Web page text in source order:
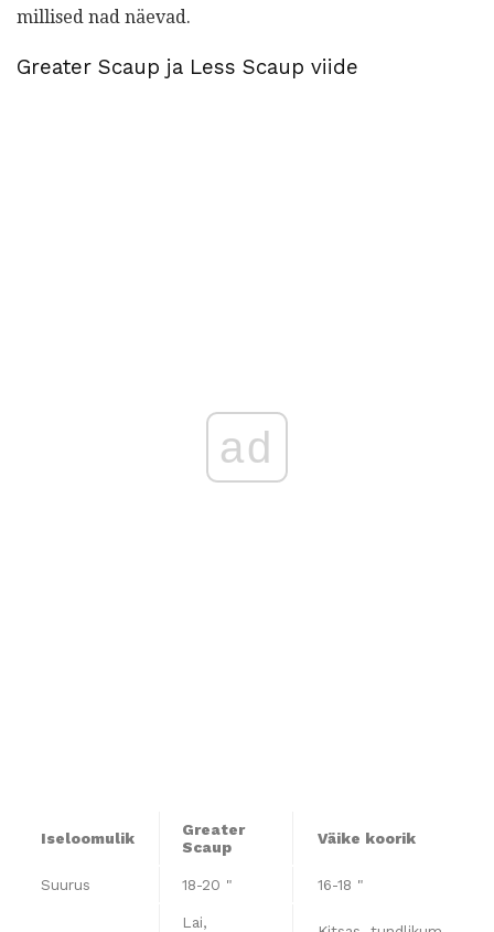
millised nad näevad.
Greater Scaup ja Less Scaup viide
ad
Iseloomulik
Greater
Scaup
Väike koorik
Suurus 18-20 " 16-18 "
Lai,